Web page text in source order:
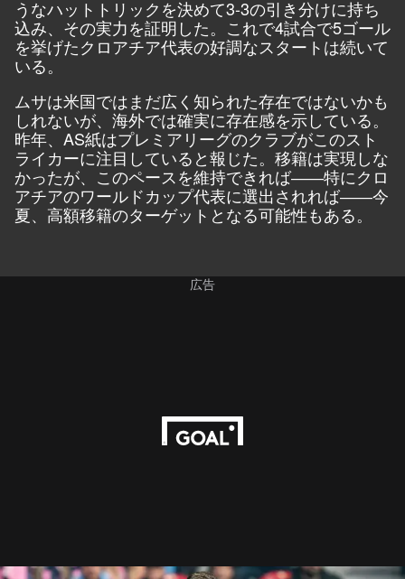
うなハットトリックを決めて3-3の引き分けに持ち
込み、その実力を証明した。これで4試合で5ゴール
を挙げたクロアチア代表の好調なスタートは続いて
いる。
ムサは米国ではまだ広く知られた存在ではないかも
しれないが、海外では確実に存在感を示している。
昨年、AS紙はプレミアリーグのクラブがこのスト
ライカーに注目していると報じた。移籍は実現しな
かったが、このペースを維持できれば――特にクロ
アチアのワールドカップ代表に選出されれば――今
夏、高額移籍のターゲットとなる可能性もある。
広告